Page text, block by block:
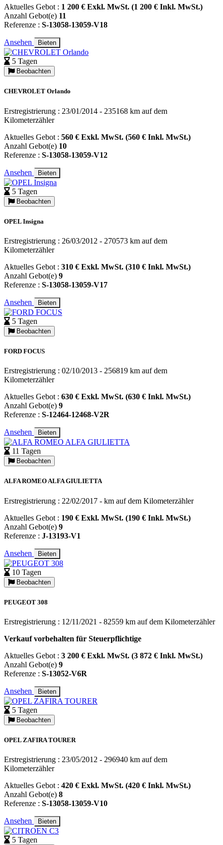
Aktuelles Gebot : 1 200 € Exkl. MwSt. (1 200 € Inkl. MwSt.)
Anzahl Gebot(e) 11
Referenze : S-13058-13059-V18
Ansehen Bieten
5 Tagen
Beobachten
CHEVROLET Orlando
Erstregistrierung : 23/01/2014 - 235168 km auf dem
Kilometerzähler
Aktuelles Gebot : 560 € Exkl. MwSt. (560 € Inkl. MwSt.)
Anzahl Gebot(e) 10
Referenze : S-13058-13059-V12
Ansehen Bieten
5 Tagen
Beobachten
OPEL Insigna
Erstregistrierung : 26/03/2012 - 270573 km auf dem
Kilometerzähler
Aktuelles Gebot : 310 € Exkl. MwSt. (310 € Inkl. MwSt.)
Anzahl Gebot(e) 9
Referenze : S-13058-13059-V17
Ansehen Bieten
5 Tagen
Beobachten
FORD FOCUS
Erstregistrierung : 02/10/2013 - 256819 km auf dem
Kilometerzähler
Aktuelles Gebot : 630 € Exkl. MwSt. (630 € Inkl. MwSt.)
Anzahl Gebot(e) 9
Referenze : S-12464-12468-V2R
Ansehen Bieten
11 Tagen
Beobachten
ALFA ROMEO ALFA GIULIETTA
Erstregistrierung : 22/02/2017 - km auf dem Kilometerzähler
Aktuelles Gebot : 190 € Exkl. MwSt. (190 € Inkl. MwSt.)
Anzahl Gebot(e) 9
Referenze : J-13193-V1
Ansehen Bieten
10 Tagen
Beobachten
PEUGEOT 308
Erstregistrierung : 12/11/2021 - 82559 km auf dem Kilometerzähler
Verkauf vorbehalten für Steuerpflichtige
Aktuelles Gebot : 3 200 € Exkl. MwSt. (3 872 € Inkl. MwSt.)
Anzahl Gebot(e) 9
Referenze : S-13052-V6R
Ansehen Bieten
5 Tagen
Beobachten
OPEL ZAFIRA TOURER
Erstregistrierung : 23/05/2012 - 296940 km auf dem
Kilometerzähler
Aktuelles Gebot : 420 € Exkl. MwSt. (420 € Inkl. MwSt.)
Anzahl Gebot(e) 8
Referenze : S-13058-13059-V10
Ansehen Bieten
5 Tagen